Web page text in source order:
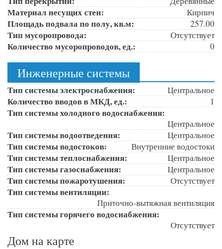
Материал несущих стен: Кирпич
Площадь подвала по полу, кв.м: 257.00
Тип мусоропровода: Отсутствует
Количество мусоропроводов, ед.: 0
Инженерные системы
Тип системы электроснабжения: Центральное
Количество вводов в МКД, ед.: 1
Тип системы холодного водоснабжения:
Центральное
Тип системы водоотведения: Центральное
Тип системы водостоков: Внутренние водостоки
Тип системы теплоснабжения: Центральное
Тип системы газоснабжения: Центральное
Тип системы пожаротушения: Отсутствует
Тип системы вентиляции:
Приточно-вытяжная вентиляция
Тип системы горячего водоснабжения:
Отсутствует
Дом на карте